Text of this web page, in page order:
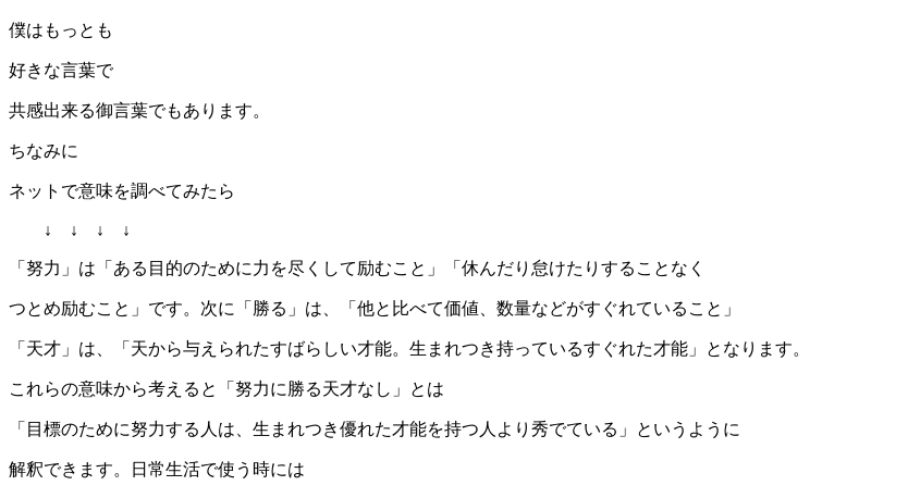
僕はもっとも
好きな言葉で
共感出来る御言葉でもあります。
ちなみに
ネットで意味を調べてみたら
↓ ↓ ↓ ↓
「努力」は「ある目的のために力を尽くして励むこと」「休んだり怠けたりすることなく
つとめ励むこと」です。次に「勝る」は、「他と比べて価値、数量などがすぐれていること」
「天才」は、「天から与えられたすばらしい才能。生まれつき持っているすぐれた才能」となります。
これらの意味から考えると「努力に勝る天才なし」とは
「目標のために努力する人は、生まれつき優れた才能を持つ人より秀でている」というように
解釈できます。日常生活で使う時には